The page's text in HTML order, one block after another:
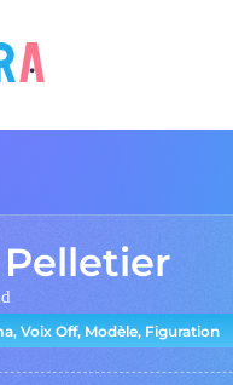
Voix Off, Modèle, Figuration